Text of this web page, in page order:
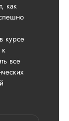
как
курсе
все